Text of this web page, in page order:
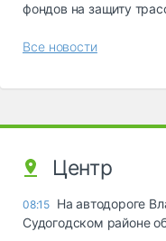
фондов на защиту
Все новости
Центр
08:15 На автодороге
Судогодском районе